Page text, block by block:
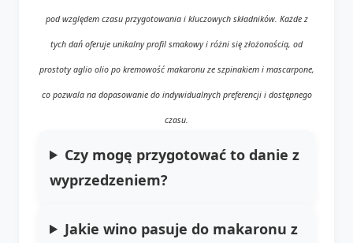
pod względem czasu przygotowania i kluczowych składników. Każde z
tych dań oferuje unikalny profil smakowy i różni się złożonością, od
prostoty aglio olio po kremowość makaronu ze szpinakiem i mascarpone,
co pozwala na dopasowanie do indywidualnych preferencji i dostępnego
czasu.
Czy mogę przygotować to danie z
wyprzedzeniem?
Jakie wino pasuje do makaronu z